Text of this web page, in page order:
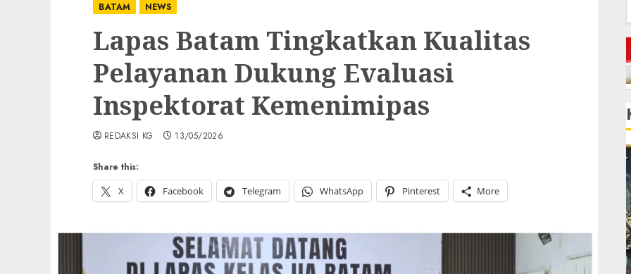
BATAM NEWS
Lapas Batam Tingkatkan Kualitas
Pelayanan Dukung Evaluasi
Inspektorat Kemenimipas
Share this:
X
Facebook Telegram WhatsApp Pinterest More
REDAKSI KG 13/05/2026